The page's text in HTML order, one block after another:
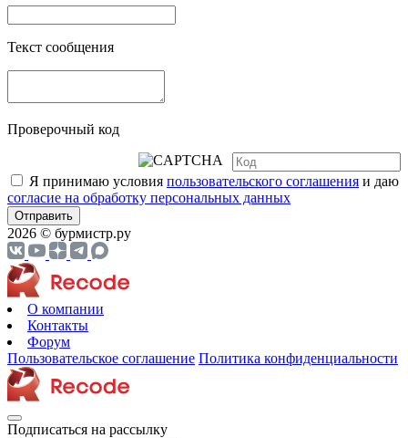
Текст сообщения
Проверочный код
Я принимаю условия пользовательского соглашения и даю
согласие на обработку персональных данных
Отправить
2026 © бурмистр.ру
О компании
Контакты
Форум
Пользовательское соглашение Политика конфиденциальности
Подписаться на рассылку